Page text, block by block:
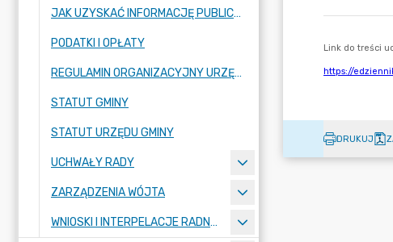
JAK UZYSKAĆ INFORMACJĘ PUBLICZNĄ
PODATKI I OPŁATY
REGULAMIN ORGANIZACYJNY URZĘDU GMINY
STATUT GMINY
STATUT URZĘDU GMINY
UCHWAŁY RADY
ZARZĄDZENIA WÓJTA
WNIOSKI I INTERPELACJE RADNYCH
DRUKUJ